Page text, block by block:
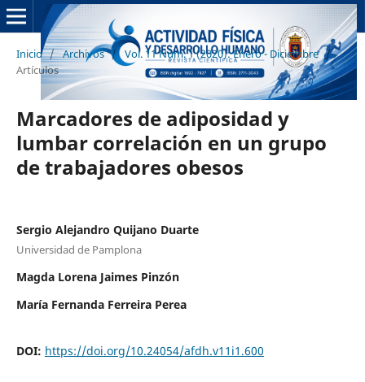
Inicio / Archivos / Vol. 11 Núm. 1 (2020): Enero - Diciembre /
Artículos
Marcadores de adiposidad y
lumbar correlación en un grupo
de trabajadores obesos
Sergio Alejandro Quijano Duarte
Universidad de Pamplona
Magda Lorena Jaimes Pinzón
María Fernanda Ferreira Perea
DOI: https://doi.org/10.24054/afdh.v11i1.600